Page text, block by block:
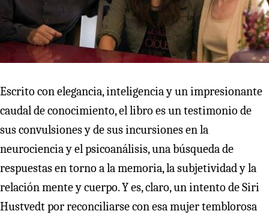
Escrito con elegancia, inteligencia y un impresionante
caudal de conocimiento, el libro es un testimonio de
sus convulsiones y de sus incursiones en la
neurociencia y el psicoanálisis, una búsqueda de
respuestas en torno a la memoria, la subjetividad y la
relación mente y cuerpo. Y es, claro, un intento de Siri
Hustvedt por reconciliarse con esa mujer temblorosa